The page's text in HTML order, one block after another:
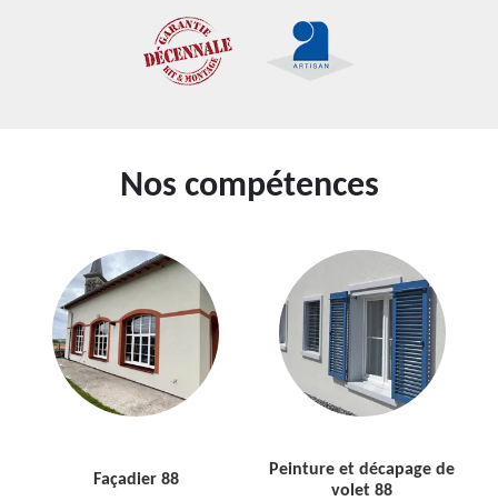
Nos compétences
Façadier 88
Peinture et décapage de
volet 88